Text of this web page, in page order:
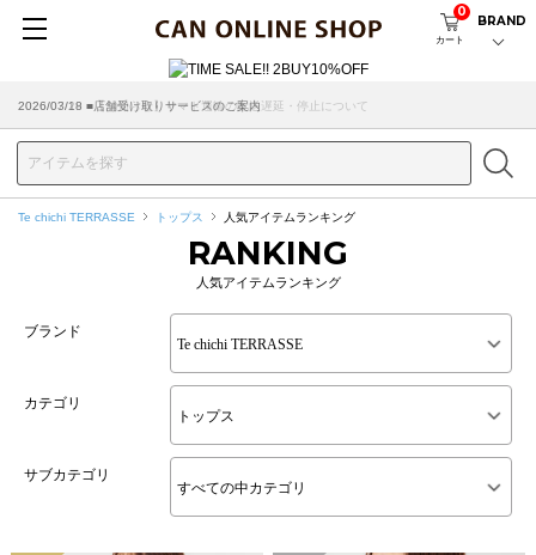
カート
0
BRAND
2026/07/29 ■【お知らせ】ヤマト運輸の配送遅延・停止について
2026/03/18 ■店舗受け取りサービスのご案内
Te chichi TERRASSE トップス 人気アイテムランキング
RANKING
人気アイテムランキング
ブランド
カテゴリ
サブカテゴリ